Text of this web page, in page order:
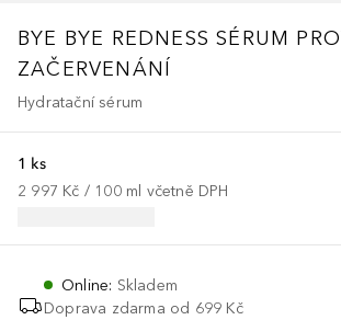
BYE BYE REDNESS SÉRUM
ZAČERVENÁNÍ
Hydratační sérum
1 ks
2 997 Kč / 100 ml včetně DPH
Online: Skladem
Doprava zdarma od 699 Kč